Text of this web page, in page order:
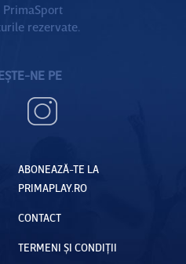
rezervate.
NE PE
ABONEAZĂ-TE LA
PRIMAPLAY.RO
CONTACT
TERMENI ȘI CONDIȚII